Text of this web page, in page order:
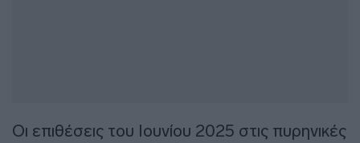
Οι επιθέσεις του Ιουνίου 2025 στις πυρηνικές